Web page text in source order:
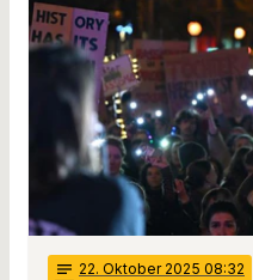
notes 22. Oktober 2025 08:32